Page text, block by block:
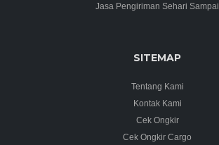
Jasa Pengiriman Sehari Sampai
SITEMAP
Tentang Kami
Kontak Kami
Cek Ongkir
Cek Ongkir Cargo